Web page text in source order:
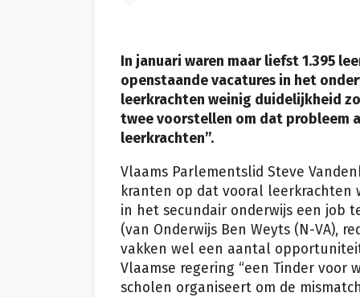
In januari waren maar liefst 1.395
openstaande vacatures in het
leerkrachten weinig duidelijkheid
twee voorstellen om dat probleem
leerkrachten”.
Vlaams Parlementslid Steve
kranten op dat vooral leerkrachten
in het secundair onderwijs een job
(van Onderwijs Ben Weyts (N-VA),
vakken wel een aantal
Vlaamse regering “een Tinder voor
scholen organiseert om de